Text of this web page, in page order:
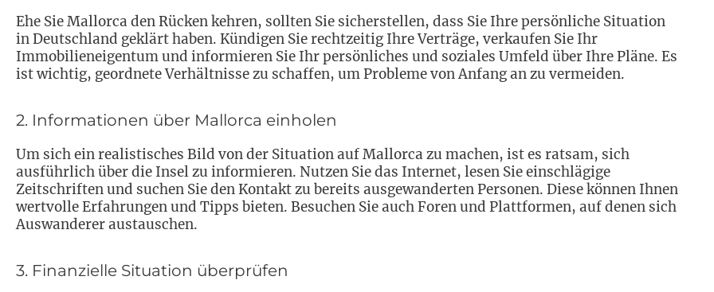
Ehe Sie Mallorca den Rücken kehren, sollten Sie sicherstellen, dass Sie Ihre persönliche Situation
in Deutschland geklärt haben. Kündigen Sie rechtzeitig Ihre Verträge, verkaufen Sie Ihr
Immobilieneigentum und informieren Sie Ihr persönliches und soziales Umfeld über Ihre Pläne. Es
ist wichtig, geordnete Verhältnisse zu schaffen, um Probleme von Anfang an zu vermeiden.
2. Informationen über Mallorca einholen
Um sich ein realistisches Bild von der Situation auf Mallorca zu machen, ist es ratsam, sich
ausführlich über die Insel zu informieren. Nutzen Sie das Internet, lesen Sie einschlägige
Zeitschriften und suchen Sie den Kontakt zu bereits ausgewanderten Personen. Diese können Ihnen
wertvolle Erfahrungen und Tipps bieten. Besuchen Sie auch Foren und Plattformen, auf denen sich
Auswanderer austauschen.
3. Finanzielle Situation überprüfen